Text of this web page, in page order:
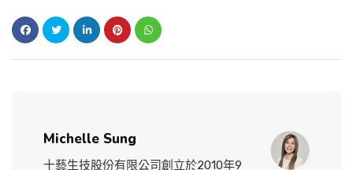
Michelle Sung
十藝生技股份有限公司創立於2010年9